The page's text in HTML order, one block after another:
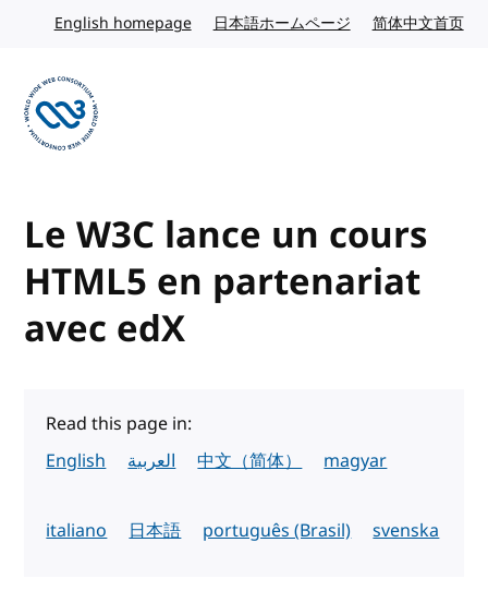
Skip to content
English homepageEnglish website
日本語ホームページ Japanese website
简体中文首页
Le W3C lance un cours
HTML5 en partenariat
avec edX
Read this page in:
English
العربية 中文（简体） magyar
italiano 日本語 português (Brasil) svenska